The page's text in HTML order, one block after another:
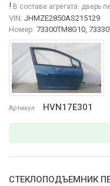
Артикул HVN17E301
! В составе агрегата: дверь
VIN: JHMZE2850AS215129
Номер: 73300TM8G10,
СТЕКЛОПОДЪЕМНИК